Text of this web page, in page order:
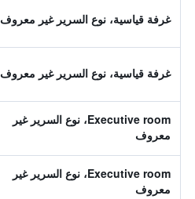
غرفة قياسية، نوع السرير غير معروف
غرفة قياسية، نوع السرير غير معروف
Executive room، نوع السرير غير
معروف
Executive room، نوع السرير غير
معروف